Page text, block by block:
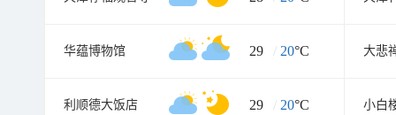
华蕴博物馆 29 / 20°C 大悲
利顺德大饭店 29 / 20°C 小白